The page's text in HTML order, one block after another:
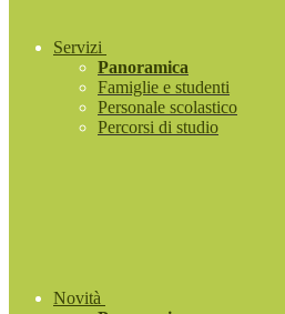
Servizi
Panoramica
Famiglie e studenti
Personale scolastico
Percorsi di studio
Novità